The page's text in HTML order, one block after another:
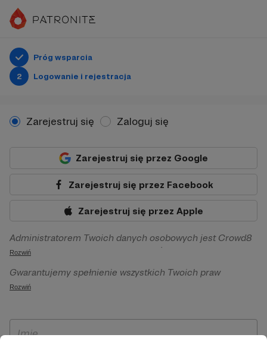
Próg wsparcia
2
Logowanie i rejestracja
Zarejestruj się Zaloguj się
Zarejestruj się przez Google
Zarejestruj się przez Facebook
Zarejestruj się przez Apple
Administratorem Twoich danych osobowych jest Crowd8
sp. z o.o. z siedziba w Warszawie, ul. Żwirki i Wigury 16, 02-
092 Warszawa. Twoje dane osobowe będą przetwarzane w
szczególności w celu wykonania umowy zawartej z Tobą, w
Patronite.pl, w tym możliwości dokonywania oraz
otrzymywania wsparcia na naszej platformie oraz
Rozwiń
Gwarantujemy spełnienie wszystkich Twoich praw
wynikających z ogólnego rozporządzenia o ochronie
ich przenoszenia, niepodlegania zautomatyzowanemu
Rozwiń